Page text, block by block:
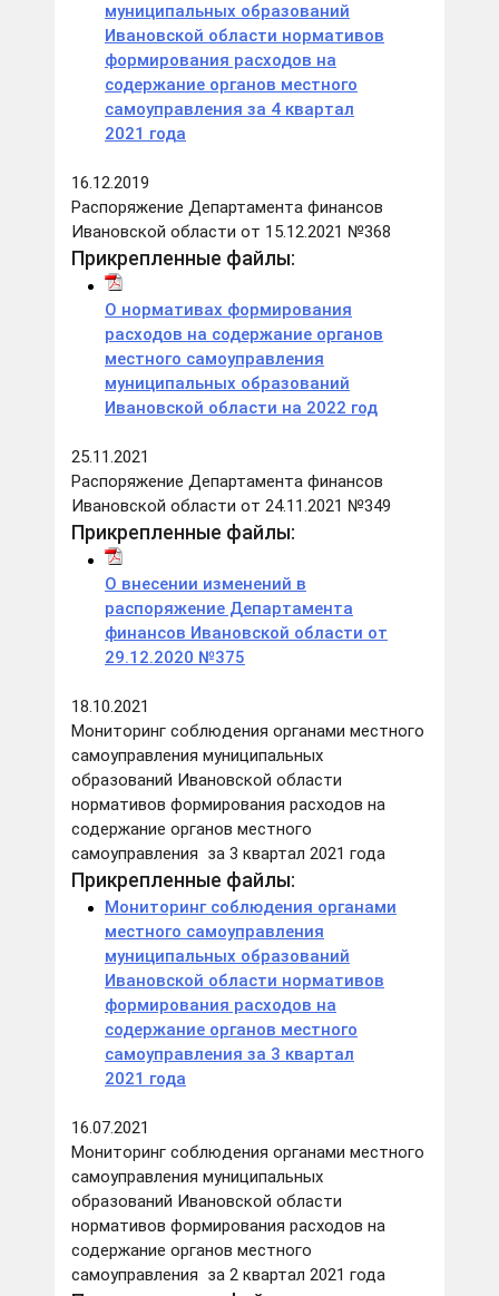
муниципальных образований
Ивановской области нормативов
формирования расходов на
содержание органов местного
самоуправления за 4 квартал
2021 года
16.12.2019
Распоряжение Департамента финансов
Ивановской области от 15.12.2021 №368
Прикрепленные файлы:
О нормативах формирования
расходов на содержание органов
местного самоуправления
муниципальных образований
Ивановской области на 2022 год
25.11.2021
Распоряжение Департамента финансов
Ивановской области от 24.11.2021 №349
Прикрепленные файлы:
О внесении изменений в
распоряжение Департамента
финансов Ивановской области от
29.12.2020 №375
18.10.2021
Мониторинг соблюдения органами местного
самоуправления муниципальных
образований Ивановской области
нормативов формирования расходов на
содержание органов местного
самоуправления за 3 квартал 2021 года
Прикрепленные файлы:
Мониторинг соблюдения органами
местного самоуправления
муниципальных образований
Ивановской области нормативов
формирования расходов на
содержание органов местного
самоуправления за 3 квартал
2021 года
16.07.2021
Мониторинг соблюдения органами местного
самоуправления муниципальных
образований Ивановской области
нормативов формирования расходов на
содержание органов местного
самоуправления за 2 квартал 2021 года